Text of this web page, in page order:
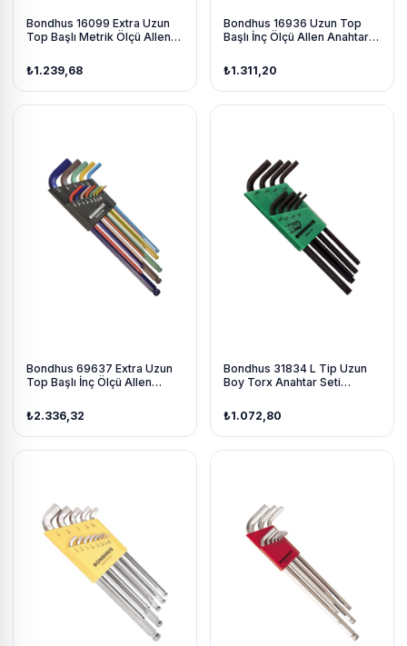
Bondhus 16099 Extra Uzun
Top Başlı Metrik Ölçü Allen
9 Parça
₺1.239,68
Bondhus 16936 Uzun Top
Başlı İnç Ölçü Allen Anahtar
₺1.311,20
Bondhus 69637 Extra Uzun
Top Başlı İnç Ölçü Allen
Parça
₺2.336,32
Bondhus 31834 L Tip Uzun
Boy Torx Anahtar Seti
₺1.072,80